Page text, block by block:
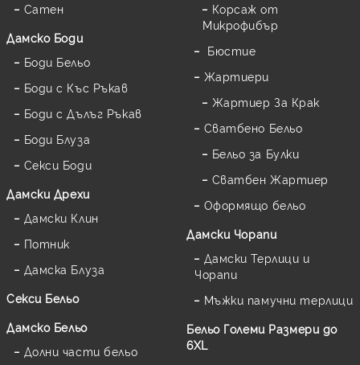
Сатен
Дамскo Боди
Боди Бельо
Боди с Къс Ръкав
Боди с Дълъг Ръкав
Боди Блуза
Секси Боди
Дамски Дрехи
Дамски Клин
Потник
Дамска Блуза
Секси Бельо
Дамско Бельо
Долни части бельо
Корсаж от
Микрофибър
Бюстие
Жартиери
Жартиер За Крак
Сватбено Бельо
Бельо за Булки
Сватбен Жартиер
Оформящо бельо
Дамски Чорапи
Дамски Терлици и
Чорапи
Мъжки памучни терлици
Бельо Големи Размери до
6XL